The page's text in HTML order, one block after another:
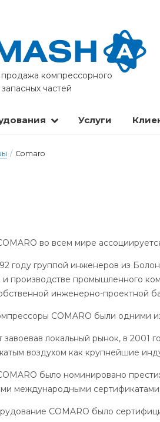
компрессорного
частей
Услуги
/ Comaro
во всем мире
году группой инженеров из
и производстве промышленного
инженерно-проектной
COMARO были одними
завоевав локальный рынок, в
воздухом как крупнейшие
было номинировано
международными сертификатами
COMARO было